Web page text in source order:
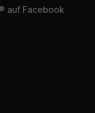
auf Facebook